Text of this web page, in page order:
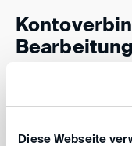
Diese Webseite